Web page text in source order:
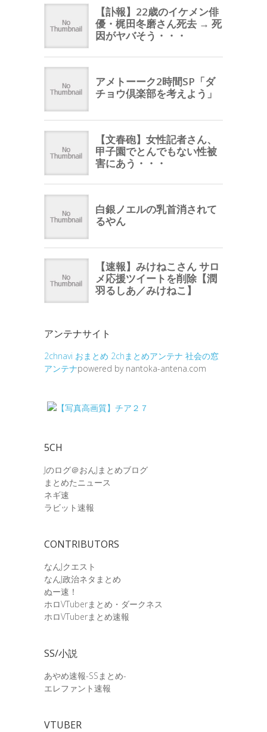
アンテナサイト
2chnavi おまとめ 2chまとめアンテナ 社会の窓
アンテナpowered by nantoka-antena.com
5CH
Jのログ＠おんJまとめブログ
まとめたニュース
ネギ速
ラビット速報
CONTRIBUTORS
なんJクエスト
なんJ政治ネタまとめ
ぬー速！
ホロVTuberまとめ・ダークネス
ホロVTuberまとめ速報
SS/小説
あやめ速報-SSまとめ-
エレファント速報
VTUBER